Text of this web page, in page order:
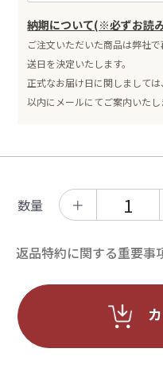
納期について(※必ずお読
ご注文いただいた商品は弊社
送日を決定いたします。
正式なお届け日に関しまして
以内にメールにてご案内いたし
数量 ＋
返品特約に関する重要事